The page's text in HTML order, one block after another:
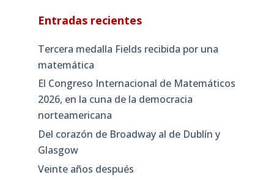
Entradas recientes
Tercera medalla Fields recibida por una
matemática
El Congreso Internacional de Matemáticos
2026, en la cuna de la democracia
norteamericana
Del corazón de Broadway al de Dublín y
Glasgow
Veinte años después